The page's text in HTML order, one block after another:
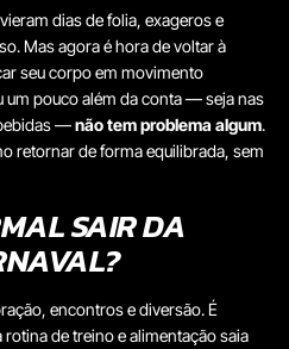
dias de folia, exageros e
Mas agora é hora de voltar à
seu corpo em movimento
um pouco além da conta — seja nas
—não tem problema algum.
retornar de forma equilibrada, sem
SAIR DA
encontros e diversão. É
de treino e alimentação saia